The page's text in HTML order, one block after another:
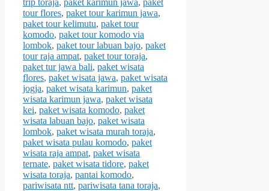
tour flores, paket tour karimun jawa,
paket tour kelimutu, paket tour
komodo, paket tour komodo via
lombok, paket tour labuan bajo, paket
tour raja ampat, paket tour toraja,
paket tur jawa bali, paket wisata
flores, paket wisata jawa, paket wisata
jogja, paket wisata karimun, paket
wisata karimun jawa, paket wisata
kei, paket wisata komodo, paket
wisata labuan bajo, paket wisata
lombok, paket wisata murah toraja,
paket wisata pulau komodo, paket
wisata raja ampat, paket wisata
ternate, paket wisata tidore, paket
wisata toraja, pantai komodo,
pariwisata ntt, pariwisata tana toraja,